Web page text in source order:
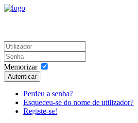
Memorizar
Autenticar
Perdeu a senha?
Esqueceu-se do nome de utilizador?
Registe-se!